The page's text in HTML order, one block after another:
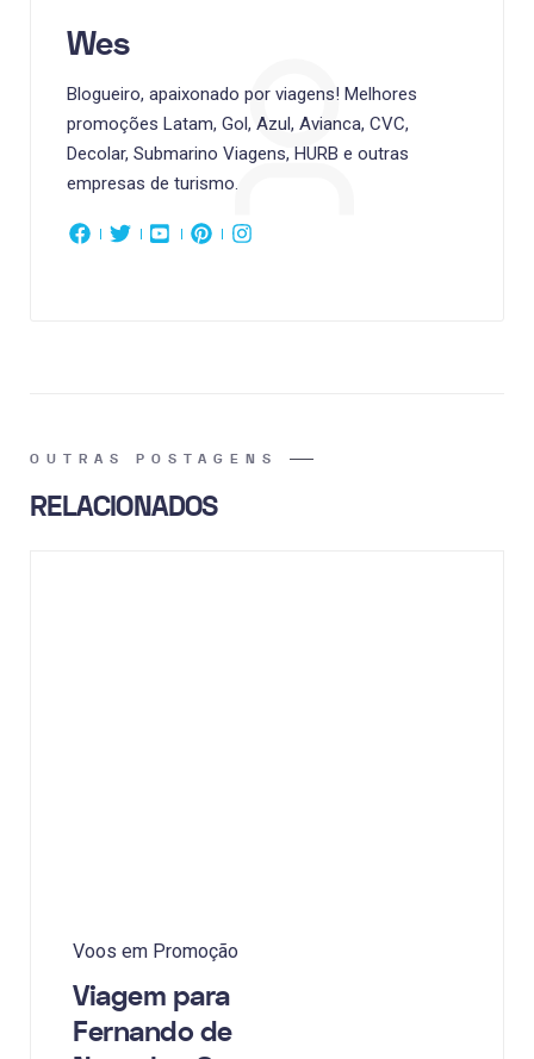
Wes
Blogueiro, apaixonado por viagens! Melhores
promoções Latam, Gol, Azul, Avianca, CVC,
Decolar, Submarino Viagens, HURB e outras
empresas de turismo.
OUTRAS POSTAGENS
RELACIONADOS
Voos em Promoção
Viagem para
Fernando de